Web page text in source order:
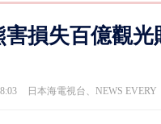
害損失百億觀
日本海電視台、NEWS EVERY